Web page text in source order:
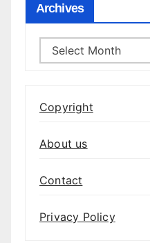
Archives
Archives
Copyright
About us
Contact
Privacy Policy